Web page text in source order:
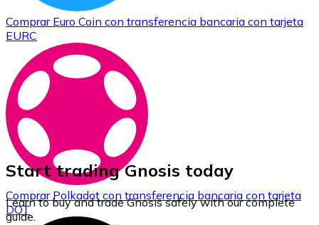
Comprar Euro Coin con transferencia bancaria con tarjeta
EURC
ComprarPolkadot con transferencia bancaria con tarjeta
DOT
Start trading Gnosis today
Learn to buy and trade Gnosis safely with our complete
guide.